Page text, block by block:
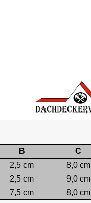
B C
2,5 cm 8,0 cm
2,5 cm 9,0 cm
7,5 cm 8,0 cm